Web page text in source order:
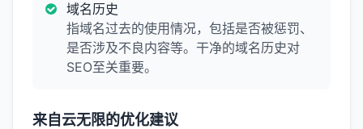
域名历史
指域名过去的使用情况，包括是否被惩罚、
是否涉及不良内容等。干净的域名历史对
SEO至关重要。
来自云无限的优化建议